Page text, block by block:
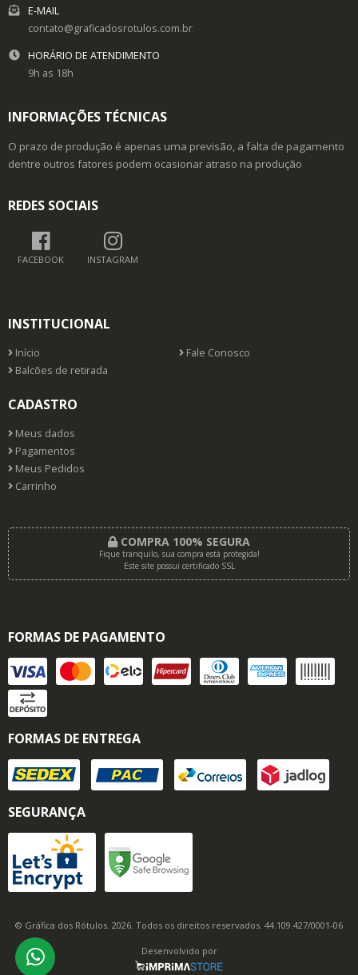
E-MAIL
contato@graficadosrotulos.com.br
HORÁRIO DE ATENDIMENTO
9h as 18h
INFORMAÇÕES TÉCNICAS
O prazo de produção é apenas uma previsão, a falta de pagamento
dentre outros fatores podem ocasionar atraso na produção
REDES SOCIAIS
FACEBOOK INSTAGRAM
INSTITUCIONAL
Início
Fale Conosco
Balcões de retirada
CADASTRO
Meus dados
Pagamentos
Meus Pedidos
Carrinho
COMPRA 100% SEGURA
Fique tranquilo, sua compra está protegida!
Este site possui certificado SSL
FORMAS DE PAGAMENTO
FORMAS DE ENTREGA
SEGURANÇA
© Gráfica dos Rótulos. 2026. Todos os direitos reservados. 44.109.427/0001-06
Desenvolvido por